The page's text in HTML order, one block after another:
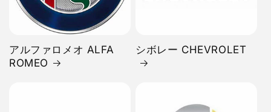
アルファロメオ ALFA
ROMEO
シボレー CHEVROLET